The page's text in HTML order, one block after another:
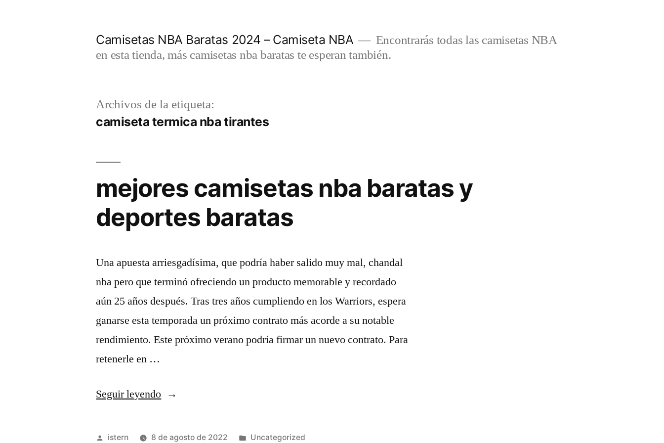
Camisetas NBA Baratas 2024 – Camiseta NBA
Encontrarás todas las camisetas NBA
en esta tienda, más camisetas nba baratas te esperan también.
Archivos de la etiqueta:
camiseta termica nba tirantes
mejores camisetas nba baratas y
deportes baratas
Una apuesta arriesgadísima, que podría haber salido muy mal, chandal
nba pero que terminó ofreciendo un producto memorable y recordado
aún 25 años después. Tras tres años cumpliendo en los Warriors, espera
ganarse esta temporada un próximo contrato más acorde a su notable
rendimiento. Este próximo verano podría firmar un nuevo contrato. Para
retenerle en …
Seguir leyendo«mejores
nba
Publicado
istern 8 de agosto de 2022 Publicado
Uncategorized